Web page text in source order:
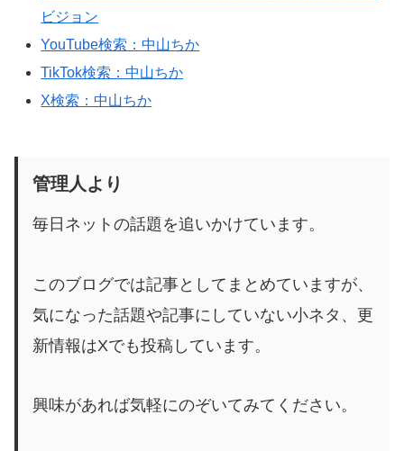
ビジョン
YouTube検索：中山ちか
TikTok検索：中山ちか
X検索：中山ちか
管理人より
毎日ネットの話題を追いかけています。
このブログでは記事としてまとめていますが、
気になった話題や記事にしていない小ネタ、更
新情報はXでも投稿しています。
興味があれば気軽にのぞいてみてください。